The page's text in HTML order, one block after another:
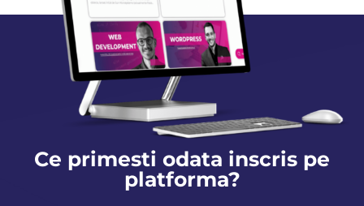
Ce primesti odata inscris pe
platforma?